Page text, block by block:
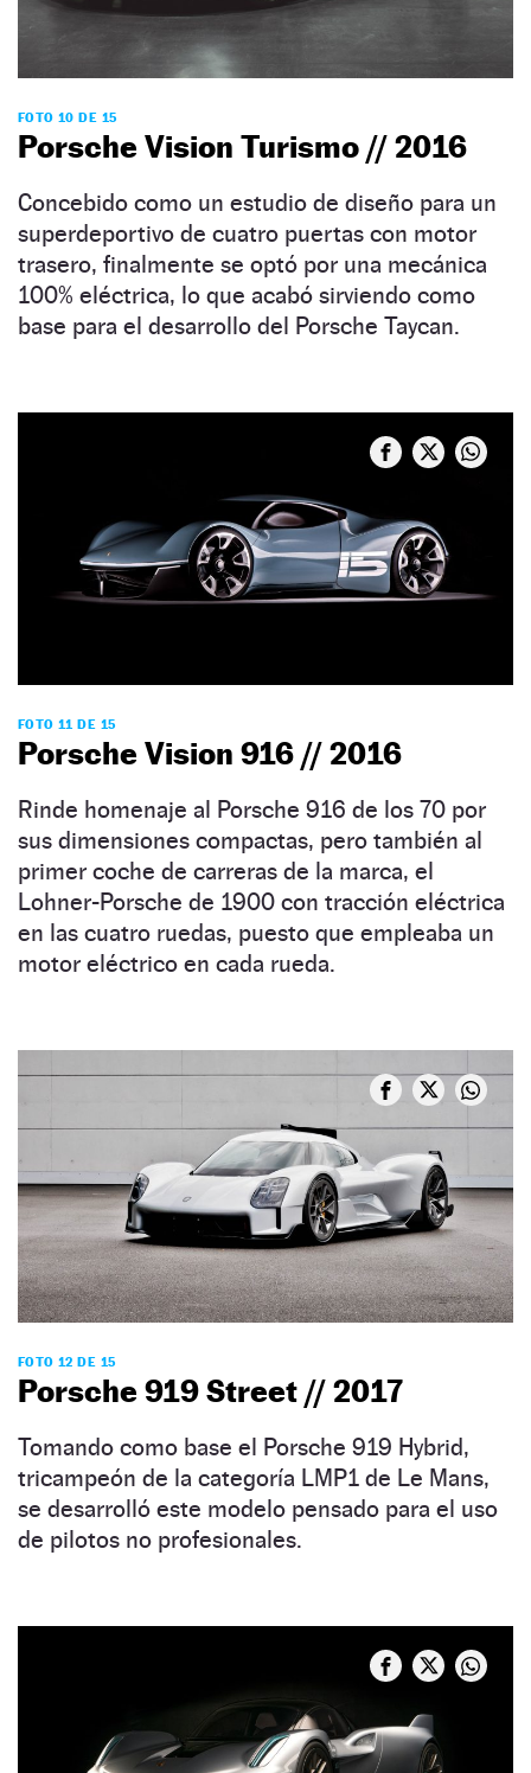
FOTO 10 DE 15
Porsche Vision Turismo // 2016
Concebido como un estudio de diseño para un
superdeportivo de cuatro puertas con motor
trasero, finalmente se optó por una mecánica
100% eléctrica, lo que acabó sirviendo como
base para el desarrollo del Porsche Taycan.
FOTO 11 DE 15
Porsche Vision 916 // 2016
Rinde homenaje al Porsche 916 de los 70 por
sus dimensiones compactas, pero también al
primer coche de carreras de la marca, el
Lohner-Porsche de 1900 con tracción eléctrica
en las cuatro ruedas, puesto que empleaba un
motor eléctrico en cada rueda.
FOTO 12 DE 15
Porsche 919 Street // 2017
Tomando como base el Porsche 919 Hybrid,
tricampeón de la categoría LMP1 de Le Mans,
se desarrolló este modelo pensado para el uso
de pilotos no profesionales.